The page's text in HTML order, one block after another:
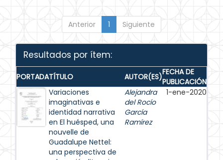
Anterior 1 Siguiente
Resultados por ítem:
PORTADATÍTULO AUTOR(ES)FECHA DE
PUBLICACIÓN
Variaciones
imaginativas e
identidad narrativa
en El huésped, una
nouvelle de
Guadalupe Nettel:
una perspectiva de
Alejandra
del Rocío
García
Ramírez
1-ene-2020